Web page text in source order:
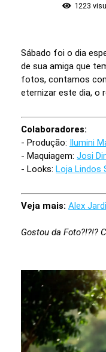
1223
Sábado foi o dia
de sua amiga que
fotos, contamos
eternizar este dia, o
Colaboradores:
- Produção: Ilumini
- Maquiagem: Josi
- Looks: Loja Lindos
Veja mais: Alex
Gostou da Foto?!?!?